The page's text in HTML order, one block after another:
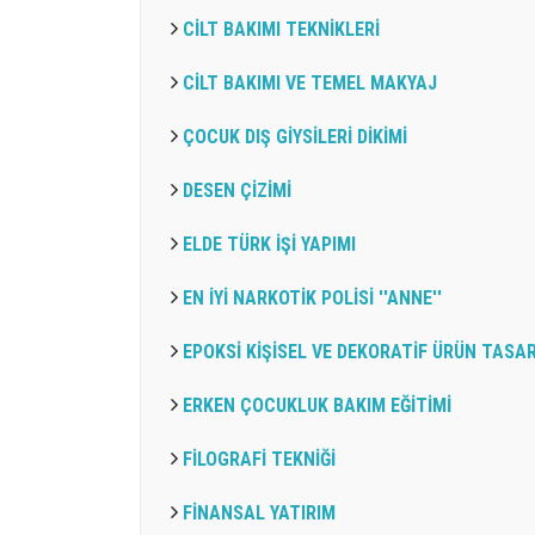
CİLT BAKIMI TEKNİKLERİ
CİLT BAKIMI VE TEMEL MAKYAJ
ÇOCUK DIŞ GİYSİLERİ DİKİMİ
DESEN ÇİZİMİ
ELDE TÜRK İŞİ YAPIMI
EN İYİ NARKOTİK POLİSİ ''ANNE''
EPOKSİ KİŞİSEL VE DEKORATİF ÜRÜN
ERKEN ÇOCUKLUK BAKIM EĞİTİMİ
FİLOGRAFİ TEKNİĞİ
FİNANSAL YATIRIM